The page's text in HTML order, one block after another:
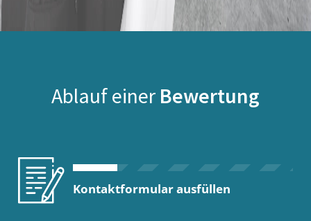
Ablauf einer Bewertung
Kontaktformular ausfüllen